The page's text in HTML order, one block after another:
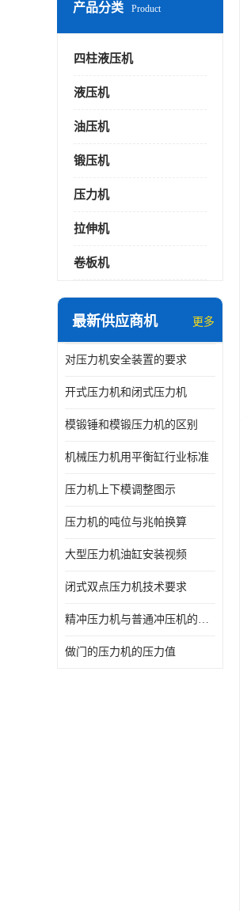
产品分类 Product
四柱液压机
液压机
油压机
锻压机
压力机
拉伸机
卷板机
最新供应商机 更多
对压力机安全装置的要求
开式压力机和闭式压力机
模锻锤和模锻压力机的区别
机械压力机用平衡缸行业标准
压力机上下模调整图示
压力机的吨位与兆帕换算
大型压力机油缸安装视频
闭式双点压力机技术要求
精冲压力机与普通冲压机的区别
做门的压力机的压力值